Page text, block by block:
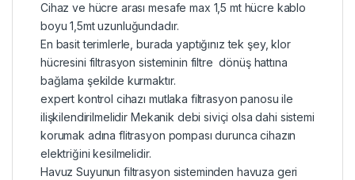
Cihaz ve hücre arası mesafe max 1,5 mt hücre kablo
boyu 1,5mt uzunluğundadır.
En basit terimlerle, burada yaptığınız tek şey, klor
hücresini filtrasyon sisteminin filtre dönüş hattına
bağlama şekilde kurmaktır.
expert kontrol cihazı mutlaka filtrasyon panosu ile
ilişkilendirilmelidir Mekanik debi siviçi olsa dahi sistemi
korumak adına flitrasyon pompası durunca cihazın
elektriğini kesilmelidir.
Havuz Suyunun filtrasyon sisteminden havuza geri